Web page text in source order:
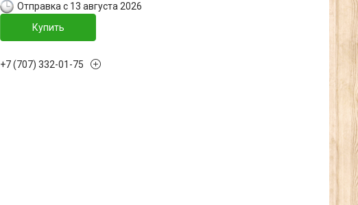
Отправка с 13 августа 2026
Купить
+7 (707) 332-01-75